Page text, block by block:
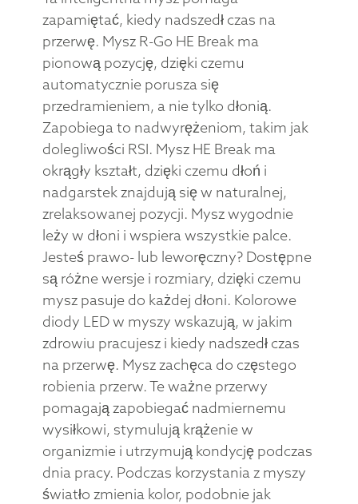
zapamiętać, kiedy nadszedł czas na
przerwę. Mysz R-Go HE Break ma
pionową pozycję, dzięki czemu
automatycznie porusza się
przedramieniem, a nie tylko dłonią.
Zapobiega to nadwyrężeniom, takim jak
dolegliwości RSI. Mysz HE Break ma
okrągły kształt, dzięki czemu dłoń i
nadgarstek znajdują się w naturalnej,
zrelaksowanej pozycji. Mysz wygodnie
leży w dłoni i wspiera wszystkie palce.
Jesteś prawo- lub leworęczny? Dostępne
są różne wersje i rozmiary, dzięki czemu
mysz pasuje do każdej dłoni. Kolorowe
diody LED w myszy wskazują, w jakim
zdrowiu pracujesz i kiedy nadszedł czas
na przerwę. Mysz zachęca do częstego
robienia przerw. Te ważne przerwy
pomagają zapobiegać nadmiernemu
wysiłkowi, stymulują krążenie w
organizmie i utrzymują kondycję podczas
dnia pracy. Podczas korzystania z myszy
światło zmienia kolor, podobnie jak